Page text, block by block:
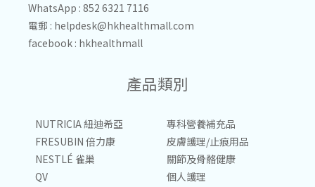
WhatsApp : 852 6321 7116
電郵 : helpdesk@hkhealthmall.com
facebook : hkhealthmall
產品類別
NUTRICIA 紐迪希亞
FRESUBIN 倍力康
NESTLÉ 雀巢
QV
專科營養補充品
皮膚護理/止痕用品
關節及骨骼健康
個人護理